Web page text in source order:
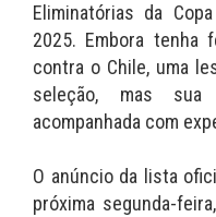
Eliminatórias da
2025. Embora
contra o Chile, uma
seleção, mas sua
acompanhada com
O anúncio da lista
próxima segunda-